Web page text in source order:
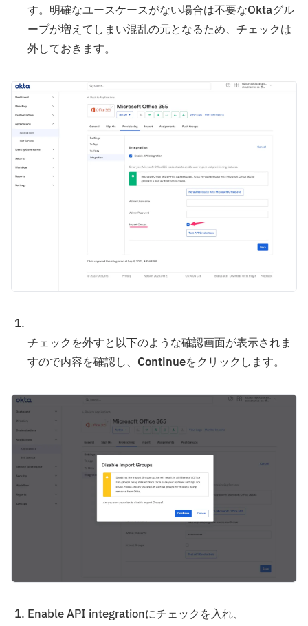
す。明確なユースケースがない場合は不要なOktaグル
ープが増えてしまい混乱の元となるため、チェックは
外しておきます。
チェックを外すと以下のような確認画面が表示されま
すので内容を確認し、 Continueをクリックします。
Enable API integrationにチェックを入れ、